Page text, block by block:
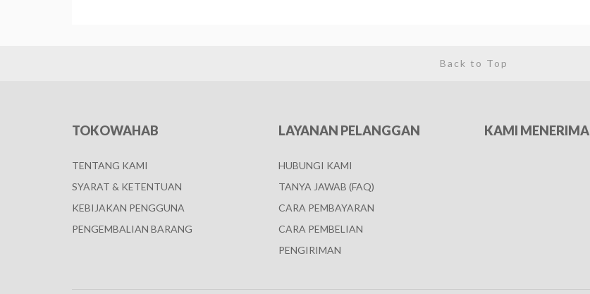
Back to Top
TOKOWAHAB
TENTANG KAMI
SYARAT & KETENTUAN
KEBIJAKAN PENGGUNA
PENGEMBALIAN BARANG
LAYANAN PELANGGAN
HUBUNGI KAMI
TANYA JAWAB (FAQ)
CARA PEMBAYARAN
CARA PEMBELIAN
PENGIRIMAN
KAMI MENERIMA